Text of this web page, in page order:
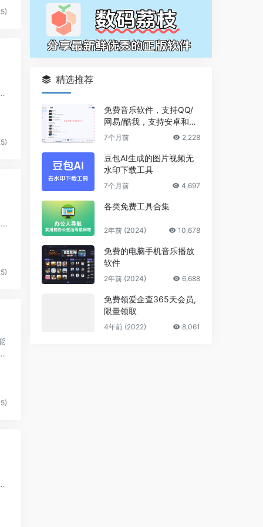
精选推荐
免费音乐软件，支持QQ/
网易/酷我，支持安卓和Wi
ndows平台
7个月前 2,228
豆包AI生成的图片视频无
水印下载工具
7个月前 4,697
各类免费工具合集
2年前 (2024) 10,678
免费的电脑手机音乐播放
软件
2年前 (2024) 6,688
免费领爱企查365天会员,
限量领取
4年前 (2022) 8,061